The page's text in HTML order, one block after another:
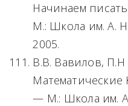
Начинаем
М.: Школа им. А. Н.
2005.
В.В. Вавилов, П.Н
Математические
— М.: Школа им.